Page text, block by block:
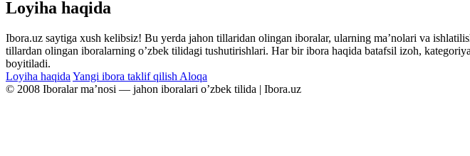
Loyiha haqida
Ibora.uz saytiga xush kelibsiz! Bu yerda jahon tillaridan olingan iboralar, ularning maʼnolari va
tillardan olingan iboralarning oʼzbek tilidagi tushutirishlari. Har bir ibora haqida batafsil izoh,
boyitiladi.
Loyiha haqida Yangi ibora taklif qilish Aloqa
© 2008 Iboralar maʼnosi — jahon iboralari oʼzbek tilida | Ibora.uz